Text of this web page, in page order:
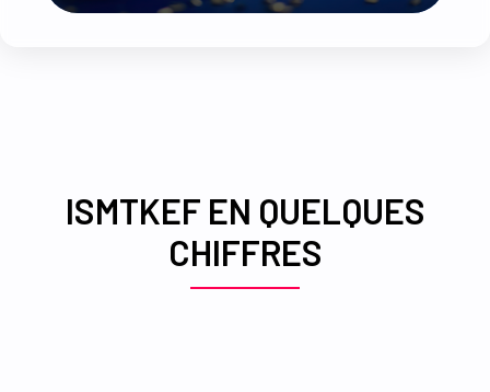
ISMTKEF EN QUELQUES
CHIFFRES